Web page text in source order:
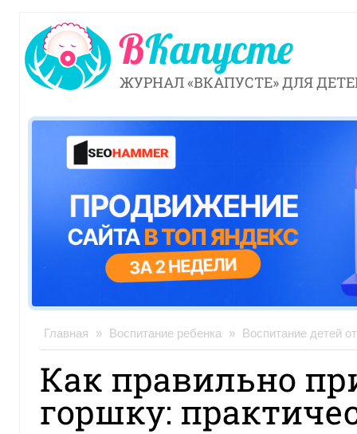
ЖУРНАЛ «ВКАПУСТЕ» ДЛЯ
Главная » Воспитание ребенка » Воспитание детей
Как правильно
горшку: